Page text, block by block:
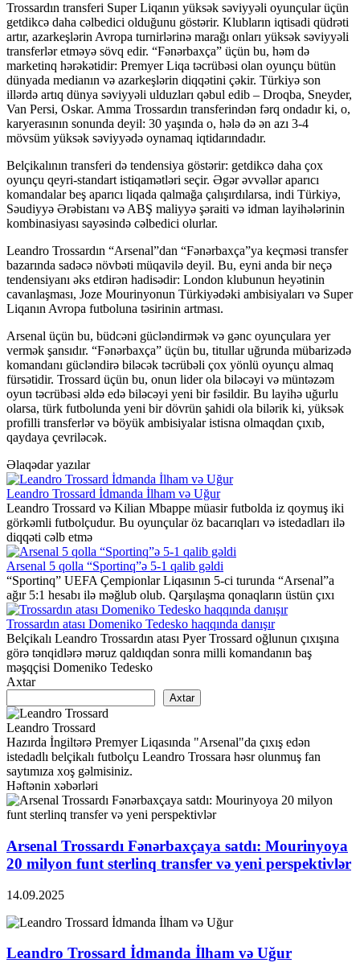
Trossardın transferi Super Liqanın yüksək səviyyəli oyunçular üçün
getdikcə daha cəlbedici olduğunu göstərir. Klubların iqtisadi qüdrəti
artır, azarkeşlərin Avropa turnirlərinə marağı onları yüksək səviyyəli
transferlər etməyə sövq edir. “Fənərbaxça” üçün bu, həm də
marketinq hərəkətidir: Premyer Liqa təcrübəsi olan oyunçu bütün
dünyada medianın və azarkeşlərin diqqətini çəkir. Türkiyə son
illərdə artıq dünya səviyyəli ulduzları qəbul edib – Droqba, Sneyder,
Van Persi, Oskar. Amma Trossardın transferindən fərq ondadır ki, o,
karyerasının sonunda deyil: 30 yaşında o, hələ də ən azı 3-4
mövsüm yüksək səviyyədə oynamaq iqtidarındadır.
Belçikalının transferi də tendensiya göstərir: getdikcə daha çox
oyunçu qeyri-standart istiqamətləri seçir. Əgər əvvəllər aparıcı
komandalar beş aparıcı liqada qalmağa çalışırdılarsa, indi Türkiyə,
Səudiyyə Ərəbistanı və ABŞ maliyyə şəraiti və idman layihələrinin
kombinasiyası sayəsində cəlbedici olurlar.
Leandro Trossardın “Arsenal”dan “Fənərbaxça”ya keçməsi transfer
bazarında sadəcə növbəti müqavilə deyil. Bu, eyni anda bir neçə
tendensiyanı əks etdirən hadisədir: London klubunun heyətinin
cavanlaşması, Joze Mourinyonun Türkiyədəki ambisiyaları və Super
Liqanın Avropa futboluna təsirinin artması.
Arsenal üçün bu, büdcəni gücləndirmək və gənc oyunçulara yer
vermək şansıdır. “Fənərbaxça” üçün bu, titullar uğrunda mübarizədə
komandanı gücləndirə biləcək təcrübəli çox yönlü oyunçu almaq
fürsətidir. Trossard üçün bu, onun lider ola biləcəyi və müntəzəm
oyun təcrübəsi əldə edə biləcəyi yeni bir fəsildir. Bu layihə uğurlu
olarsa, türk futbolunda yeni bir dövrün şahidi ola bilərik ki, yüksək
profilli transferlər və böyük ambisiyalar istisna olmaqdan çıxıb,
qaydaya çevriləcək.
Əlaqədar yazılar
Leandro Trossard İdmanda İlham və Uğur
Leandro Trossard və Kilian Mbappe müasir futbolda iz qoymuş iki
görkəmli futbolçudur. Bu oyunçular öz bacarıqları və istedadları ilə
diqqəti cəlb etmə
Arsenal 5 qolla “Sportinq”ə 5-1 qalib gəldi
“Sportinq” UEFA Çempionlar Liqasının 5-ci turunda “Arsenal”a
ağır 5:1 hesabı ilə məğlub olub. Qarşılaşma qonaqların üstün çıxı
Trossardın atası Domeniko Tedesko haqqında danışır
Belçikalı Leandro Trossardın atası Pyer Trossard oğlunun çıxışına
görə tənqidlərə məruz qaldıqdan sonra milli komandanın baş
məşqçisi Domeniko Tedesko
Axtar
Axtar
Leandro Trossard
Hazırda İngiltərə Premyer Liqasında "Arsenal"da çıxış edən
istedadlı belçikalı futbolçu Leandro Trossara həsr olunmuş fan
saytımıza xoş gəlmisiniz.
Həftənin xəbərləri
Arsenal Trossardı Fənərbaxçaya satdı: Mourinyoya
20 milyon funt sterlinq transfer və yeni perspektivlər
14.09.2025
Leandro Trossard İdmanda İlham və Uğur